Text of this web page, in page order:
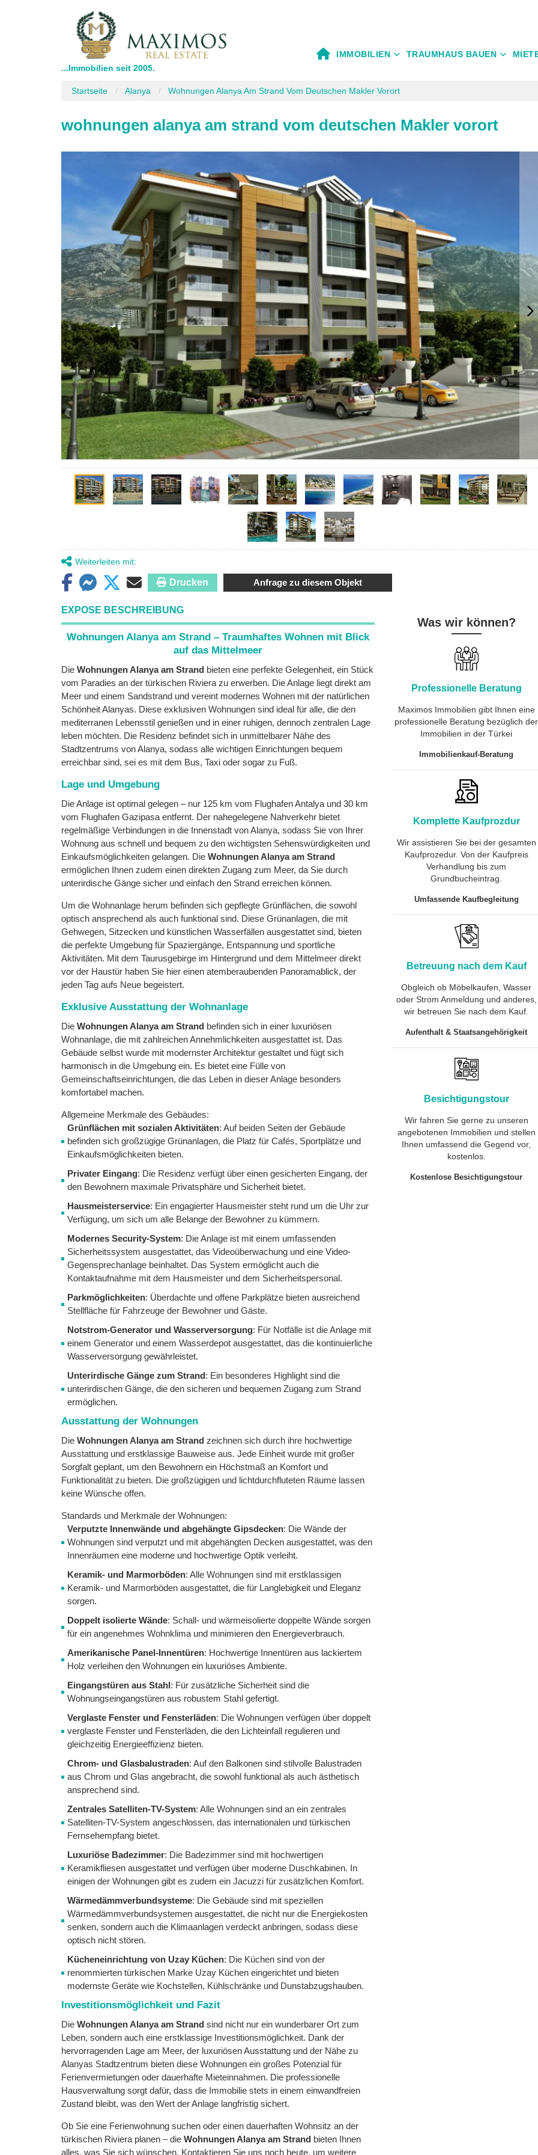
...Immobilien seit 2005.
IMMOBILIEN TRAUMHAUS BAUEN
Startseite Alanya Wohnungen Alanya Am Strand Vom Deutschen Makler Vorort
wohnungen alanya am strand vom deutschen Makler vorort
Weiterleiten mit:
Drucken Anfrage zu diesem Objekt
EXPOSE BESCHREIBUNG
Wohnungen Alanya am Strand – Traumhaftes Wohnen mit Blick
auf das Mittelmeer
Die Wohnungen Alanya am Strand bieten eine perfekte Gelegenheit, ein Stück
vom Paradies an der türkischen Riviera zu erwerben. Die Anlage liegt direkt am
Meer und einem Sandstrand und vereint modernes Wohnen mit der natürlichen
Schönheit Alanyas. Diese exklusiven Wohnungen sind ideal für alle, die den
mediterranen Lebensstil genießen und in einer ruhigen, dennoch zentralen Lage
leben möchten. Die Residenz befindet sich in unmittelbarer Nähe des
Stadtzentrums von Alanya, sodass alle wichtigen Einrichtungen bequem
erreichbar sind, sei es mit dem Bus, Taxi oder sogar zu Fuß.
Lage und Umgebung
Die Anlage ist optimal gelegen – nur 125 km vom Flughafen Antalya und 30 km
vom Flughafen Gazipasa entfernt. Der nahegelegene Nahverkehr bietet
regelmäßige Verbindungen in die Innenstadt von Alanya, sodass Sie von Ihrer
Wohnung aus schnell und bequem zu den wichtigsten Sehenswürdigkeiten und
Einkaufsmöglichkeiten gelangen. Die Wohnungen Alanya am Strand
ermöglichen Ihnen zudem einen direkten Zugang zum Meer, da Sie durch
unterirdische Gänge sicher und einfach den Strand erreichen können.
Um die Wohnanlage herum befinden sich gepflegte Grünflächen, die sowohl
optisch ansprechend als auch funktional sind. Diese Grünanlagen, die mit
Gehwegen, Sitzecken und künstlichen Wasserfällen ausgestattet sind, bieten
die perfekte Umgebung für Spaziergänge, Entspannung und sportliche
Aktivitäten. Mit dem Taurusgebirge im Hintergrund und dem Mittelmeer direkt
vor der Haustür haben Sie hier einen atemberaubenden Panoramablick, der
jeden Tag aufs Neue begeistert.
Exklusive Ausstattung der Wohnanlage
Die Wohnungen Alanya am Strand befinden sich in einer luxuriösen
Wohnanlage, die mit zahlreichen Annehmlichkeiten ausgestattet ist. Das
Gebäude selbst wurde mit modernster Architektur gestaltet und fügt sich
harmonisch in die Umgebung ein. Es bietet eine Fülle von
Gemeinschaftseinrichtungen, die das Leben in dieser Anlage besonders
komfortabel machen.
Allgemeine Merkmale des Gebäudes:
Grünflächen mit sozialen Aktivitäten: Auf beiden Seiten der Gebäude
befinden sich großzügige Grünanlagen, die Platz für Cafés, Sportplätze und
Einkaufsmöglichkeiten bieten.
Privater Eingang: Die Residenz verfügt über einen gesicherten Eingang, der
den Bewohnern maximale Privatsphäre und Sicherheit bietet.
Hausmeisterservice: Ein engagierter Hausmeister steht rund um die Uhr zur
Verfügung, um sich um alle Belange der Bewohner zu kümmern.
Modernes Security-System: Die Anlage ist mit einem umfassenden
Sicherheitssystem ausgestattet, das Videoüberwachung und eine Video-
Gegensprechanlage beinhaltet. Das System ermöglicht auch die
Kontaktaufnahme mit dem Hausmeister und dem Sicherheitspersonal.
Parkmöglichkeiten: Überdachte und offene Parkplätze bieten ausreichend
Stellfläche für Fahrzeuge der Bewohner und Gäste.
Notstrom-Generator und Wasserversorgung: Für Notfälle ist die Anlage mit
einem Generator und einem Wasserdepot ausgestattet, das die kontinuierliche
Wasserversorgung gewährleistet.
Unterirdische Gänge zum Strand: Ein besonderes Highlight sind die
unterirdischen Gänge, die den sicheren und bequemen Zugang zum Strand
ermöglichen.
Ausstattung der Wohnungen
Die Wohnungen Alanya am Strand zeichnen sich durch ihre hochwertige
Ausstattung und erstklassige Bauweise aus. Jede Einheit wurde mit großer
Sorgfalt geplant, um den Bewohnern ein Höchstmaß an Komfort und
Funktionalität zu bieten. Die großzügigen und lichtdurchfluteten Räume lassen
keine Wünsche offen.
Standards und Merkmale der Wohnungen:
Verputzte Innenwände und abgehängte Gipsdecken: Die Wände der
Wohnungen sind verputzt und mit abgehängten Decken ausgestattet, was den
Innenräumen eine moderne und hochwertige Optik verleiht.
Keramik- und Marmorböden: Alle Wohnungen sind mit erstklassigen
Keramik- und Marmorböden ausgestattet, die für Langlebigkeit und Eleganz
sorgen.
Doppelt isolierte Wände: Schall- und wärmeisolierte doppelte Wände sorgen
für ein angenehmes Wohnklima und minimieren den Energieverbrauch.
Amerikanische Panel-Innentüren: Hochwertige Innentüren aus lackiertem
Holz verleihen den Wohnungen ein luxuriöses Ambiente.
Eingangstüren aus Stahl: Für zusätzliche Sicherheit sind die
Wohnungseingangstüren aus robustem Stahl gefertigt.
Verglaste Fenster und Fensterläden: Die Wohnungen verfügen über doppelt
verglaste Fenster und Fensterläden, die den Lichteinfall regulieren und
gleichzeitig Energieeffizienz bieten.
Chrom- und Glasbalustraden: Auf den Balkonen sind stilvolle Balustraden
aus Chrom und Glas angebracht, die sowohl funktional als auch ästhetisch
ansprechend sind.
Zentrales Satelliten-TV-System: Alle Wohnungen sind an ein zentrales
Satelliten-TV-System angeschlossen, das internationalen und türkischen
Fernsehempfang bietet.
Luxuriöse Badezimmer: Die Badezimmer sind mit hochwertigen
Keramikfliesen ausgestattet und verfügen über moderne Duschkabinen. In
einigen der Wohnungen gibt es zudem ein Jacuzzi für zusätzlichen Komfort.
Wärmedämmverbundsysteme: Die Gebäude sind mit speziellen
Wärmedämmverbundsystemen ausgestattet, die nicht nur die Energiekosten
senken, sondern auch die Klimaanlagen verdeckt anbringen, sodass diese
optisch nicht stören.
Kücheneinrichtung von Uzay Küchen: Die Küchen sind von der
renommierten türkischen Marke Uzay Küchen eingerichtet und bieten
modernste Geräte wie Kochstellen, Kühlschränke und Dunstabzugshauben.
Investitionsmöglichkeit und Fazit
Die Wohnungen Alanya am Strand sind nicht nur ein wunderbarer Ort zum
Leben, sondern auch eine erstklassige Investitionsmöglichkeit. Dank der
hervorragenden Lage am Meer, der luxuriösen Ausstattung und der Nähe zu
Alanyas Stadtzentrum bieten diese Wohnungen ein großes Potenzial für
Ferienvermietungen oder dauerhafte Mieteinnahmen. Die professionelle
Hausverwaltung sorgt dafür, dass die Immobilie stets in einem einwandfreien
Zustand bleibt, was den Wert der Anlage langfristig sichert.
Ob Sie eine Ferienwohnung suchen oder einen dauerhaften Wohnsitz an der
türkischen Riviera planen – die Wohnungen Alanya am Strand bieten Ihnen
alles, was Sie sich wünschen. Kontaktieren Sie uns noch heute, um weitere
Was wir können?
Professionelle Beratung
Maximos Immobilien gibt Ihnen eine
professionelle Beratung bezüglich der
Immobilien in der Türkei
Immobilienkauf-Beratung
Komplette Kaufprozdur
Wir assistieren Sie bei der gesamten
Kaufprozedur. Von der Kaufpreis
Verhandlung bis zum
Grundbucheintrag.
Umfassende Kaufbegleitung
Betreuung nach dem Kauf
Obgleich ob Möbelkaufen, Wasser
oder Strom Anmeldung und anderes,
wir betreuen Sie nach dem Kauf.
Aufenthalt & Staatsangehörigkeit
Besichtigungstour
Wir fahren Sie gerne zu unseren
angebotenen Immobilien und stellen
Ihnen umfassend die Gegend vor,
kostenlos.
Kostenlose Besichtigungstour